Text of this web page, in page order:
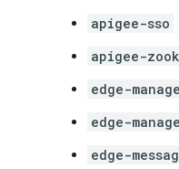
apigee-sso
apigee-
edge-
edge-
edge-